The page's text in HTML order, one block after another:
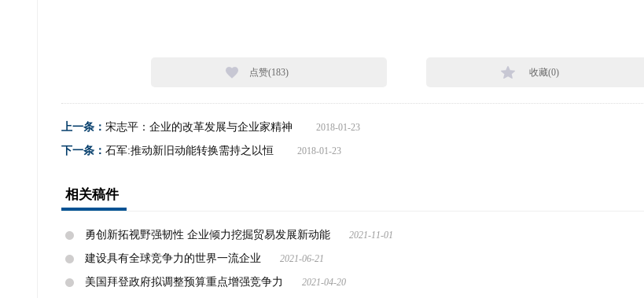
点赞(183) 收藏(0)
上一条： 宋志平：企业的改革发展与企业家精神 2018-01-23
下一条： 石军:推动新旧动能转换需持之以恒 2018-01-23
相关稿件
勇创新拓视野强韧性 企业倾力挖掘贸易发展新动能 2021-11-01
建设具有全球竞争力的世界一流企业 2021-06-21
美国拜登政府拟调整预算重点增强竞争力 2021-04-20